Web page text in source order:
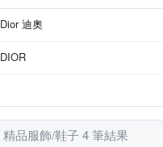
Dior 迪奧
DIOR
精品服飾/鞋子 4 筆結果